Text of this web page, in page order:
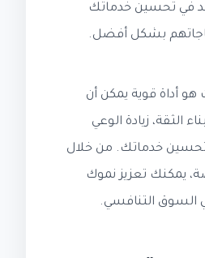
في تحسين خدماتك
بشكل أفضل.
هو أداة قوية يمكن أن
الثقة، زيادة الوعي
وتحسين خدماتك. من خلال
يمكنك تعزيز نموك
السوق التنافسي.